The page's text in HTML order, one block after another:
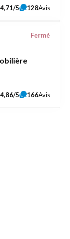
4,71/5 128Avis
Fermé
4,86/5 166Avis